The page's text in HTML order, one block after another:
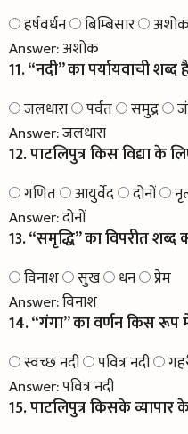
हर्षवर्धन बिम्बिसार अशोक
Answer:अशोक
11. “नदी” का पर्यायवाची शब्द
जलधारा पर्वत समुद्र
Answer:जलधारा
12. पाटलिपुत्र किस विद्या के
गणित आयुर्वेद दोनों
Answer:दोनों
13. “समृद्धि” का विपरीत शब्द
विनाश सुख धन
प्रेम
Answer:विनाश
14. “गंगा” का वर्णन किस
स्वच्छ नदी पवित्र नदी
Answer:पवित्र नदी
15. पाटलिपुत्र किसके व्यापार